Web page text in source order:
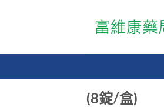
(8錠/盒)